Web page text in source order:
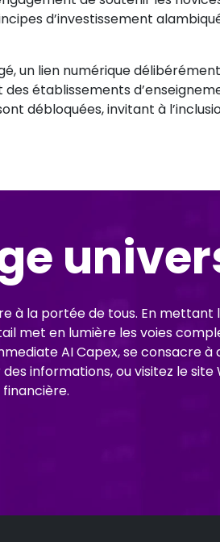
d’investissement
un lien numérique
établissements
débloquées, invitant à
à la portée de tous. En mettant
met en lumière les voies
AI Capex, se consacre à
informations, ou visitez le site